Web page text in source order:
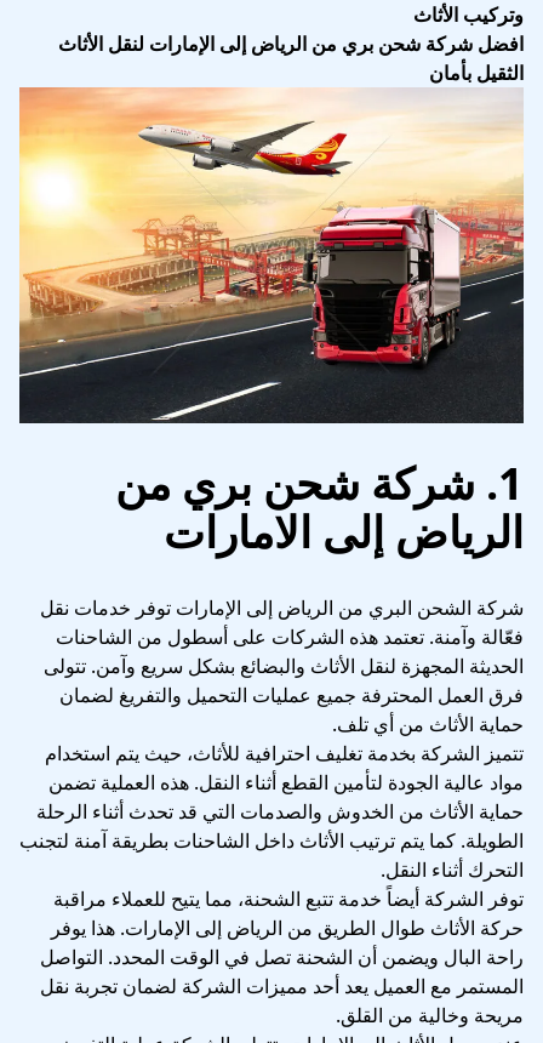
وتركيب الأثاث
افضل شركة شحن بري من الرياض إلى الإمارات لنقل الأثاث
الثقيل بأمان
1. شركة شحن بري من
الرياض إلى الامارات
شركة الشحن البري من الرياض إلى الإمارات توفر خدمات نقل
فعّالة وآمنة. تعتمد هذه الشركات على أسطول من الشاحنات
الحديثة المجهزة لنقل الأثاث والبضائع بشكل سريع وآمن. تتولى
فرق العمل المحترفة جميع عمليات التحميل والتفريغ لضمان
حماية الأثاث من أي تلف.
تتميز الشركة بخدمة تغليف احترافية للأثاث، حيث يتم استخدام
مواد عالية الجودة لتأمين القطع أثناء النقل. هذه العملية تضمن
حماية الأثاث من الخدوش والصدمات التي قد تحدث أثناء الرحلة
الطويلة. كما يتم ترتيب الأثاث داخل الشاحنات بطريقة آمنة لتجنب
التحرك أثناء النقل.
توفر الشركة أيضاً خدمة تتبع الشحنة، مما يتيح للعملاء مراقبة
حركة الأثاث طوال الطريق من الرياض إلى الإمارات. هذا يوفر
راحة البال ويضمن أن الشحنة تصل في الوقت المحدد. التواصل
المستمر مع العميل يعد أحد مميزات الشركة لضمان تجربة نقل
مريحة وخالية من القلق.